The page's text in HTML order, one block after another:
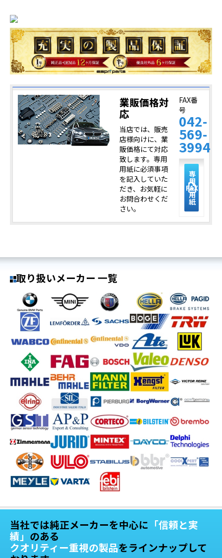
業販価格対
応
当店では、販売
店様向けに、業
販価格にて対応
致します。専用
用紙に必須事項
を記入していた
だき、お気軽に
お問合わせくだ
さい。
FAX番
号
042-
569-
3994
description
専
用
FAX
用
紙
取り扱いメーカー 一覧
当社では純正メーカーを中心に 「信頼と実
績」 のある
クオリティー重視の製品をラインナップして